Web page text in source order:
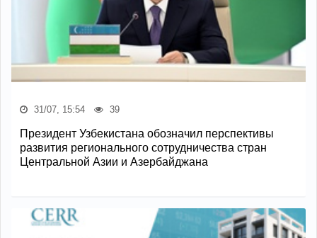
31/07, 15:54 39
Президент Узбекистана обозначил перспективы
развития регионального сотрудничества стран
Центральной Азии и Азербайджана